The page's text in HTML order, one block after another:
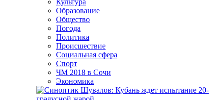
Культура
Образование
Общество
Погода
Политика
Происшествие
Социальная сфера
Спорт
ЧМ 2018 в Сочи
Экономика